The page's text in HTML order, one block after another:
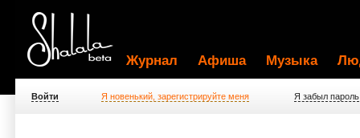
Журнал Афиша Музыка
Войти Я новенький, зарегистрируйте меня Я забыл пароль